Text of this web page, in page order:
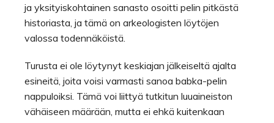
ja yksityiskohtainen sanasto osoitti pelin pitkästä
historiasta, ja tämä on arkeologisten löytöjen
valossa todennäköistä.
Turusta ei ole löytynyt keskiajan jälkeiseltä ajalta
esineitä, joita voisi varmasti sanoa babka-pelin
nappuloiksi. Tämä voi liittyä tutkitun luuaineiston
vähäiseen määrään, mutta ei ehkä kuitenkaan